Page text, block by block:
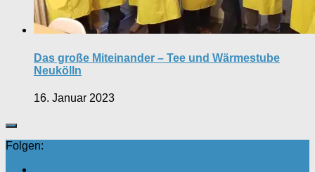
Das große Miteinander – Tee und Wärmestube
Neukölln
16. Januar 2023
Folgen: